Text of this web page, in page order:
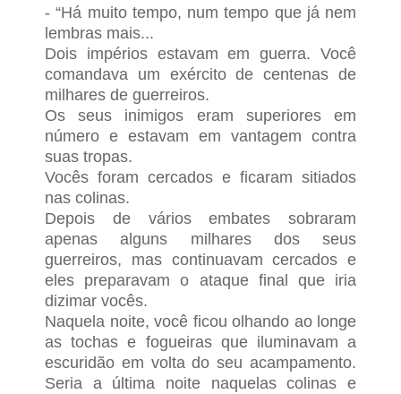
- “Há muito tempo, num tempo que já nem
lembras mais...
Dois impérios estavam em guerra. Você
comandava um exército de centenas de
milhares de guerreiros.
Os seus inimigos eram superiores em
número e estavam em vantagem contra
suas tropas.
Vocês foram cercados e ficaram sitiados
nas colinas.
Depois de vários embates sobraram
apenas alguns milhares dos seus
guerreiros, mas continuavam cercados e
eles preparavam o ataque final que iria
dizimar vocês.
Naquela noite, você ficou olhando ao longe
as tochas e fogueiras que iluminavam a
escuridão em volta do seu acampamento.
Seria a última noite naquelas colinas e